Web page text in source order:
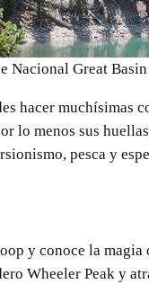
Nacional Great
hacer muchísimas
lo menos sus
pesca y
y conoce la
Wheeler Peak y